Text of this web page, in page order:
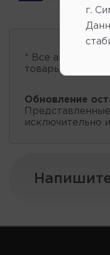
* Все
товары
Обновление
исключительно
г.